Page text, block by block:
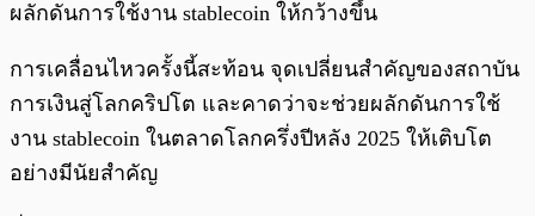
ผลักดันการใช้งาน stablecoin ให้กว้างขึ้น
การเคลื่อนไหวครั้งนี้สะท้อน จุดเปลี่ยนสำคัญของสถาบัน
การเงินสู่โลกคริปโต และคาดว่าจะช่วยผลักดันการใช้
งาน stablecoin ในตลาดโลกครึ่งปีหลัง 2025 ให้เติบโต
อย่างมีนัยสำคัญ